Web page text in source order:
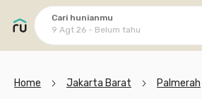
Cari hunianmu
9 Agt 26 - Belum tahu
Home Jakarta Barat
Palmerah